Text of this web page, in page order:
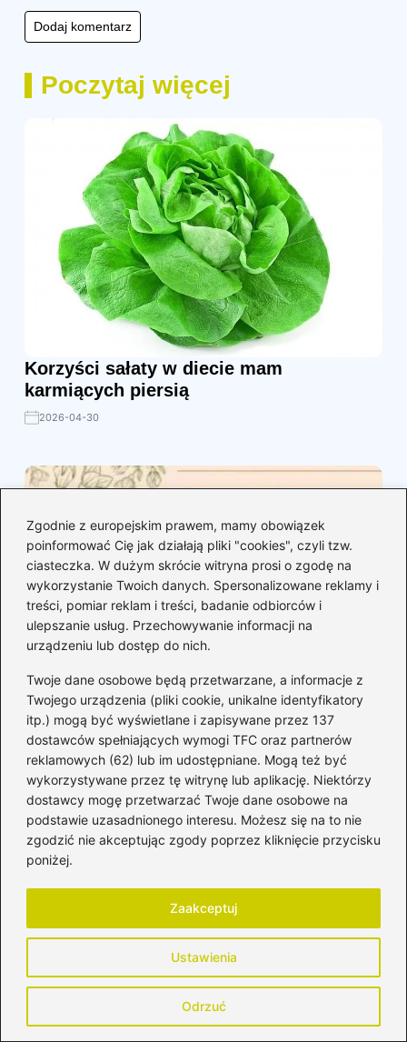
Zgodnie z europejskim prawem, mamy obowiązek
poinformować Cię jak działają pliki "cookies", czyli tzw.
ciasteczka. W dużym skrócie witryna prosi o zgodę na
wykorzystanie Twoich danych. Spersonalizowane reklamy i
treści, pomiar reklam i treści, badanie odbiorców i
ulepszanie usług. Przechowywanie informacji na
urządzeniu lub dostęp do nich.
Twoje dane osobowe będą przetwarzane, a informacje z
Twojego urządzenia (pliki cookie, unikalne identyfikatory
itp.) mogą być wyświetlane i zapisywane przez 137
dostawców spełniających wymogi TFC oraz partnerów
reklamowych (62) lub im udostępniane. Mogą też być
wykorzystywane przez tę witrynę lub aplikację. Niektórzy
dostawcy mogę przetwarzać Twoje dane osobowe na
podstawie uzasadnionego interesu. Możesz się na to nie
zgodzić nie akceptując zgody poprzez kliknięcie przycisku
poniżej.
Ustawienia
Odrzuć
Zaakceptuj
Poczytaj więcej
Korzyści sałaty w diecie mam
karmiących piersią
2026-04-30
Zdrowa dieta matki karmiącej piersią –
praktyczna tabela żywieniowa dla każdej
mamy
2026-04-25